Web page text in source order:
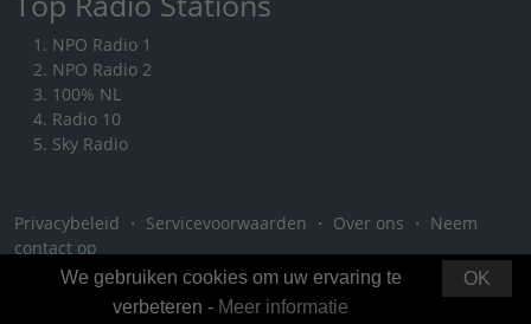
NPO Radio 1
NPO Radio 2
100% NL
Radio 10
Sky Radio
Privacybeleid ・ Servicevoorwaarden ・ Over ons ・ Neem
contact op
OK
We gebruiken cookies om uw ervaring te
verbeteren - Meer informatie